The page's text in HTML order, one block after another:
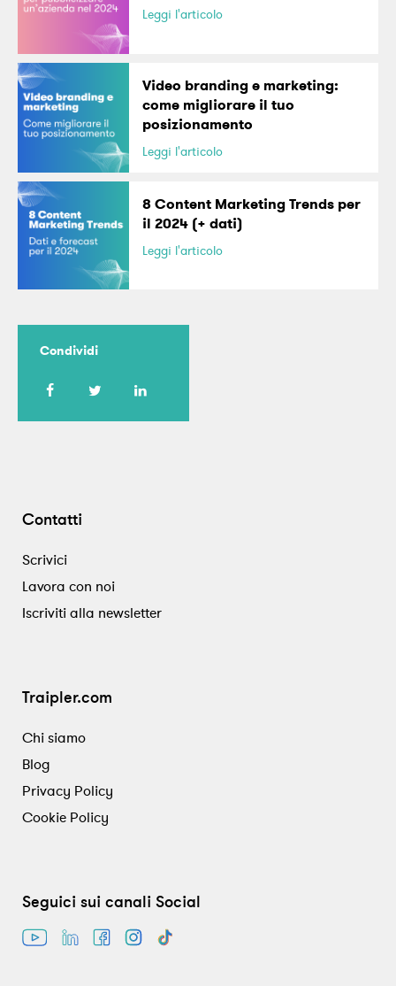
Leggi l'articolo
Video branding e marketing:
come migliorare il tuo
posizionamento
Leggi l'articolo
8 Content Marketing Trends per
il 2024 (+ dati)
Leggi l'articolo
Condividi
Contatti
Scrivici
Lavora con noi
Iscriviti alla newsletter
Traipler.com
Chi siamo
Blog
Privacy Policy
Cookie Policy
Seguici sui canali Social